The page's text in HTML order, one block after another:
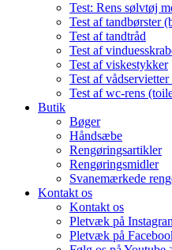
Test: Rens sølvtøj
Test af tandbørster
Test af tandtråd
Test af
Test af viskestykker
Test af
Test af wc-rens
Butik
Bøger
Håndsæbe
Rengøringsartikler
Rengøringsmidler
Svanemærkede
Kontakt os
Kontakt os
Pletvæk på
Pletvæk på